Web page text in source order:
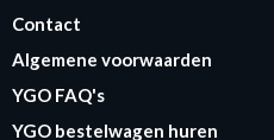
Contact
Algemene voorwaarden
YGO FAQ's
YGO bestelwagen huren